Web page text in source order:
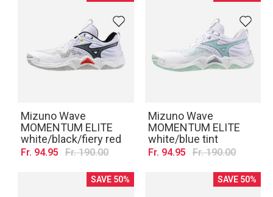
Mizuno Wave
MOMENTUM ELITE
white/black/fiery red
Fr. 94.95 Fr. 190.00
Mizuno Wave
MOMENTUM ELITE
white/blue tint
Fr. 94.95 Fr. 190.00
SAVE 50% SAVE 50%